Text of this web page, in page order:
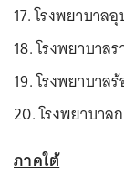
17. โรงพยาบาล
18. โรงพยาบา
19. โรงพยาบาล
20. โรงพยาบา
ภาคใต้